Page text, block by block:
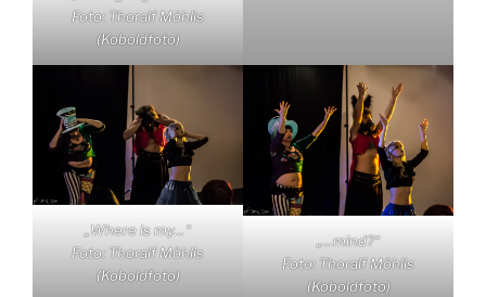
Foto: Thoralf Möhlis
(Koboldfoto)
„Where is my…“
Foto: Thoralf Möhlis
(Koboldfoto)
„…mind?“
Foto: Thoralf Möhlis
(Koboldfoto)